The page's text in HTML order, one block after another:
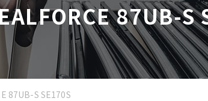
87UB-S
87UB-S SE170S